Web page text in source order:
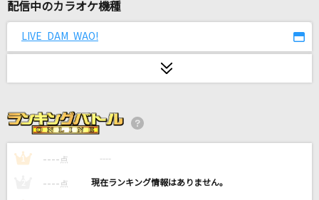
フェイキング・オブ・コメディ(feat. v_flower)
[生音]世界に一つだけの花
ai my me
OddRe:
配信中のカラオケ機種
LIVE DAM WAO!
1 ---- 点 ----
---- 点 ----